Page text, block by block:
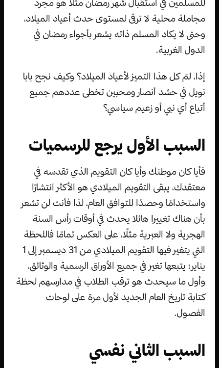
للمسلمين في استقبال شهر رمضان مثلًا هو مجرد
مجاملة محلية لا ترقى لمستوى حدث أعياد الميلاد،
وحتى لا يكاد المسلم ذاته يشعر بأجواء رمضان في
الدول الغربية.
إذا، لمَ كل هذا التميز لأعياد الميلاد؟ وكيف نجح بابا
نويل في حشد أنصار ومحبين تخطى عددهم جميع
أتباع أي نبي أو زعيم سياسي؟
السبب الأول يرجع للرسميات
فأيا كان موطنك وأيا كان التقويم الذي تقدسه في
معتقدك، يبقى التقويم الميلادي هو الأكثر انتشارًا
واستخدامًا وحصدًا للتوافق العام، لذا فأنت لن تشعر
بأن هناك تغييرا هائلا يحدث في أوقات رأس السنة
الهجرية ولا العبرية مثلًا، على العكس تمامًا فاللحظة
التي يتغير فيها التقويم الميلادي من 31 ديسمبر إلى 1
يناير؛ يتبعها تغير في جميع الأوراق الرسمية والوثائق،
وأول ما سيحدث هو ترقب الطلاب في مدارسهم لحظة
كتابة تاريخ العام الجديد لأول مرة على لوحات
الفصول.
السبب الثاني نفسي